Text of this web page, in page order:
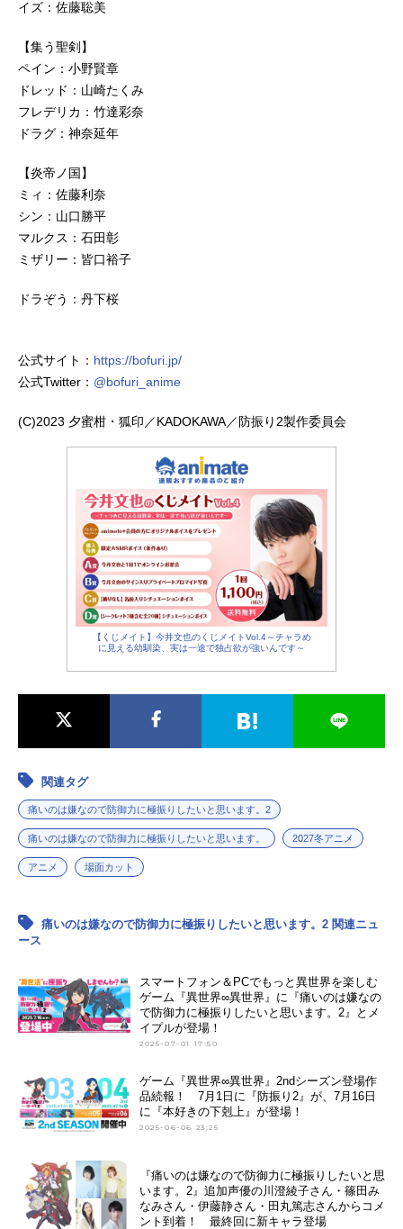
イズ：佐藤聡美
【集う聖剣】
ペイン：小野賢章
ドレッド：山崎たくみ
フレデリカ：竹達彩奈
ドラグ：神奈延年
【炎帝ノ国】
ミィ：佐藤利奈
シン：山口勝平
マルクス：石田彰
ミザリー：皆口裕子
ドラぞう：丹下桜
公式サイト： https://bofuri.jp/
公式Twitter： @bofuri_anime
(C)2023 夕蜜柑・狐印／KADOKAWA／防振り2製作委員会
【くじメイト】今井文也のくじメイトVol.4～チャラめ
に見える幼馴染、実は一途で独占欲が強いんです～
関連タグ
痛いのは嫌なので防御力に極振りしたいと思います。2
痛いのは嫌なので防御力に極振りしたいと思います。 2027冬アニメ
アニメ 場面カット
痛いのは嫌なので防御力に極振りしたいと思います。2 関連ニュ
ース
スマートフォン＆PCでもっと異世界を楽しむ
ゲーム『異世界∞異世界』に『痛いのは嫌なの
で防御力に極振りしたいと思います。2』とメ
イプルが登場！
2025-07-01 17:50
ゲーム『異世界∞異世界』2ndシーズン登場作
品続報！ 7月1日に『防振り2』が、7月16日
に『本好きの下剋上』が登場！
2025-06-06 23:25
『痛いのは嫌なので防御力に極振りしたいと思
います。2』追加声優の川澄綾子さん・篠田み
なみさん・伊藤静さん・田丸篤志さんからコメ
ント到着！ 最終回に新キャラ登場